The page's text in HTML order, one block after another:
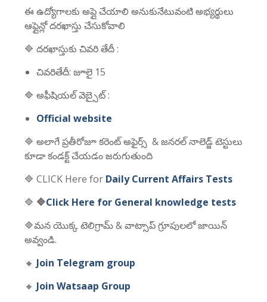
ఈ ఉద్యోగాలకు అప్లై చేయాలి అనుకునేటువంటి అభ్యర్థులు
ఆఫ్లైన్లో దరఖాస్తు చేసుకోవాలి
🔷 దరఖాస్తుకు చివరి తేదీ :
చివరితేదీ: జూలై 15
🔷 అఫీషియల్ వెబ్సైట్ :
Official website
🔷 అలాగే ప్రతీరోజూ కరెంట్ అఫైర్స్ & జనరల్ నాలెడ్జ్ టెస్టులు
కూడా కండక్ట్ చేయడం జరుగుతుంది
🔷 CLICK Here for Daily Current Affairs Tests
🔷 🔷Click Here for General knowledge tests
🔷మన యొక్క టెలిగ్రామ్ & వాట్సాప్ గ్రూపులలో జాయిన్
అవ్వండి.
🔸 Join Telegram group
🔸 Join Watsaap Group